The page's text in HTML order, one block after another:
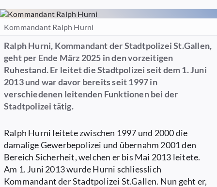
Kommandant Ralph Hurni
Ralph Hurni, Kommandant der Stadtpolizei St.Gallen,
geht per Ende März 2025 in den vorzeitigen
Ruhestand. Er leitet die Stadtpolizei seit dem 1. Juni
2013 und war davor bereits seit 1997 in
verschiedenen leitenden Funktionen bei der
Stadtpolizei tätig.
Ralph Hurni leitete zwischen 1997 und 2000 die
damalige Gewerbepolizei und übernahm 2001 den
Bereich Sicherheit, welchen er bis Mai 2013 leitete.
Am 1. Juni 2013 wurde Hurni schliesslich
Kommandant der Stadtpolizei St.Gallen. Nun geht er,